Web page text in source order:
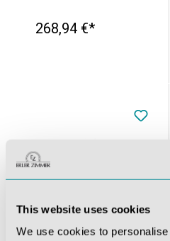
This website uses cookies
We use cookies to
268,94 €*